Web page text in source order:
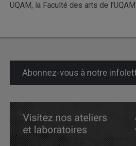
UQAM, la Faculté des arts de
Abonnez-vous à notre